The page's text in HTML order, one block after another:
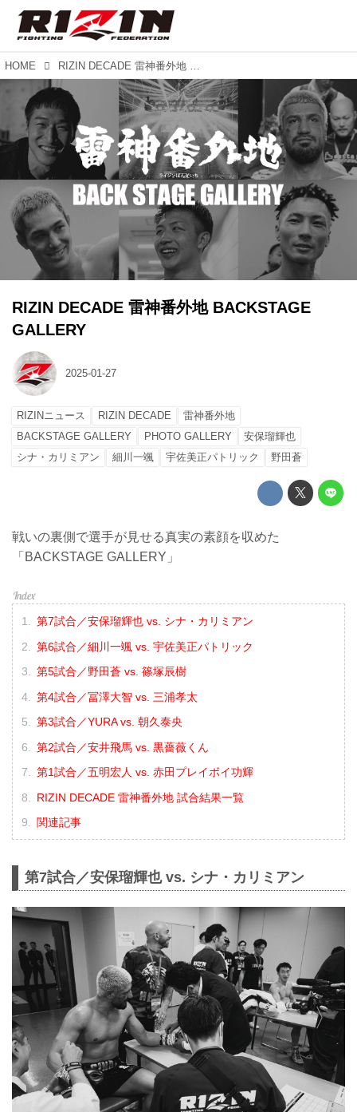
HOME RIZIN DECADE 雷神番外地 BACKSTAGE GALLERY
RIZIN DECADE 雷神番外地 BACKSTAGE
GALLERY
2025-01-27
RIZINニュース RIZIN DECADE
雷神番外地
BACKSTAGE GALLERY
PHOTO GALLERY
安保瑠輝也
シナ・カリミアン
細川一颯 宇佐美正パトリック 野田蒼
戦いの裏側で選手が見せる真実の素顔を収めた
「BACKSTAGE GALLERY」
第7試合／安保瑠輝也 vs. シナ・カリミアン
第6試合／細川一颯 vs. 宇佐美正パトリック
第5試合／野田蒼 vs. 篠塚辰樹
第4試合／冨澤大智 vs. 三浦孝太
第3試合／YURA vs. 朝久泰央
第2試合／安井飛馬 vs. 黒薔薇くん
第1試合／五明宏人 vs. 赤田プレイボイ功輝
RIZIN DECADE 雷神番外地 試合結果一覧
関連記事
第7試合／安保瑠輝也 vs. シナ・カリミアン